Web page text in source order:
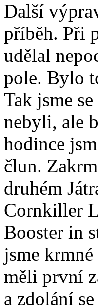
Další
příběh. Při
udělal
pole. Bylo
Tak jsme
nebyli, ale
hodince
člun.
druhém
Cornkiller
Booster in
jsme
měli první
a zdolání